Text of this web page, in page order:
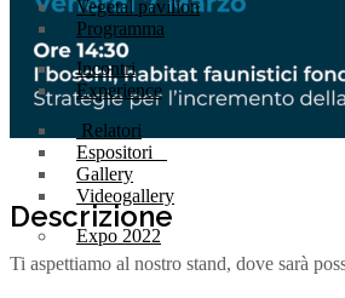
Vegetal pavilion
Programma
Incontri
Experience
Relatori
Espositori
Gallery
Videogallery
Expo 2022
Descrizione
Ti aspettiamo al nostro stand, dove sarà